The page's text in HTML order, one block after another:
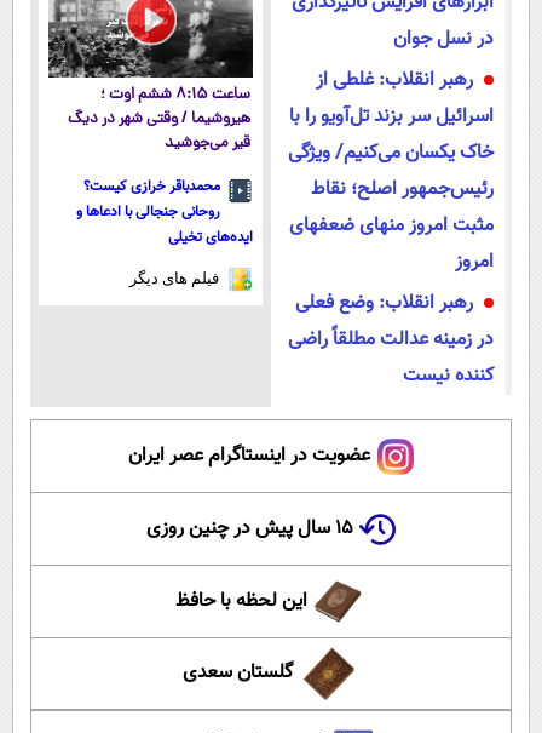
در نسل جوان
رهبر انقلاب: غلطی از
اسرائیل سر بزند تل‌آویو را با
خاک یکسان می‌کنیم/ ویژگی
رئیس‌جمهور اصلح؛ نقاط
مثبت امروز منهای ضعفهای
امروز
رهبر انقلاب: وضع فعلی
در زمینه عدالت مطلقاً راضی
كننده نیست
ساعت ۸:۱۵ ششم اوت ؛
هیروشیما / وقتی شهر در دیگ
قیر می‌جوشید
محمدباقر خرازی کیست؟
روحانی جنجالی با ادعاها و
ایده‌های تخیلی
فیلم های دیگر
عضویت در اینستاگرام عصر ایران
۱۵ سال پیش در چنین روزی
این لحظه با حافظ
گلستان سعدی